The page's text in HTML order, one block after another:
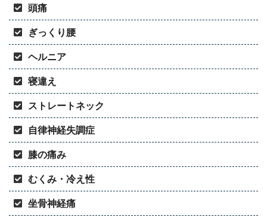
頭痛
ぎっくり腰
ヘルニア
寝違え
ストレートネック
自律神経失調症
膝の痛み
むくみ・冷え性
坐骨神経痛